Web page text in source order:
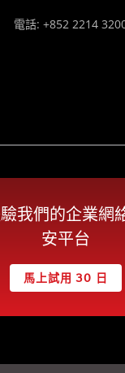
電話: +852 2214
我們的企業網
安平台
馬上試用 30 日